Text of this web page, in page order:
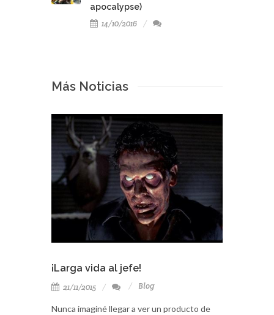
apocalypse)
14/10/2016
Más Noticias
¡Larga vida al jefe!
21/11/2015 Blog
Nunca imaginé llegar a ver un producto de